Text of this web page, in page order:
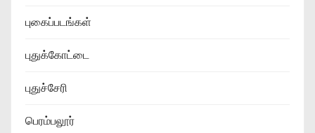
புகைப்படங்கள்
புதுக்கோட்டை
புதுச்சேரி
பெரம்பலூர்